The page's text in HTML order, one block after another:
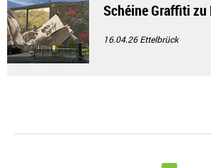
Schéine Graffiti zu
16.04.26Ettelbrück